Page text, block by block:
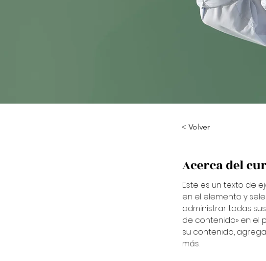
< Volver
Acerca del
Este es un texto de
en el elemento y
administrar todas
de contenido» en el
su contenido,
más.